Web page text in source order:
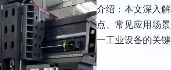
介绍： 本文深入
点、常见应用场
一工业设备的关键